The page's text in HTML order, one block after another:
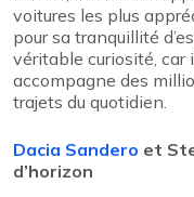
voitures les plus
pour sa tranquillité
véritable curiosité, car
accompagne des
trajets du quotidien.
Dacia Sandero et
d’horizon